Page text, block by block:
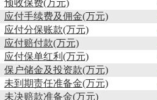
预收保费(万元)
应付手续费及佣金(万元)
应付分保账款(万元)
应付赔付款(万元)
应付保单红利(万元)
保户储金及投资款(万元)
未到期责任准备金(万元)
未决赔款准备金(万元)